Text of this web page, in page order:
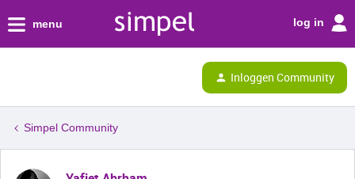
menu log in
Inloggen Community
Simpel Community